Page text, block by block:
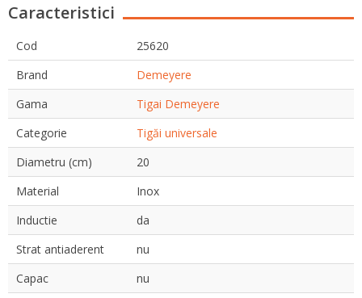
Caracteristici
Cod
25620
Brand
Demeyere
Gama
Tigai Demeyere
Categorie
Tigăi universale
Diametru (cm)
20
Material
Inox
Inductie
da
Strat antiaderent
nu
Capac
nu